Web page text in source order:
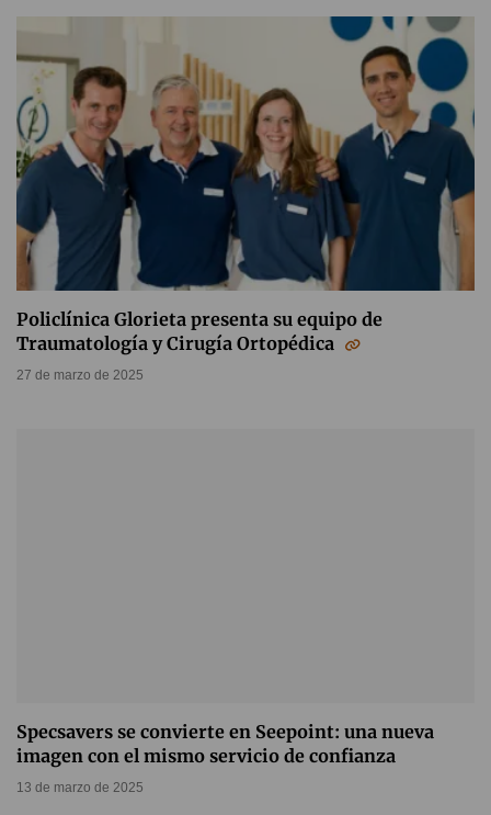
Policlínica Glorieta presenta su equipo de
Traumatología y Cirugía Ortopédica
27 de marzo de 2025
Specsavers se convierte en Seepoint: una nueva
imagen con el mismo servicio de confianza
13 de marzo de 2025